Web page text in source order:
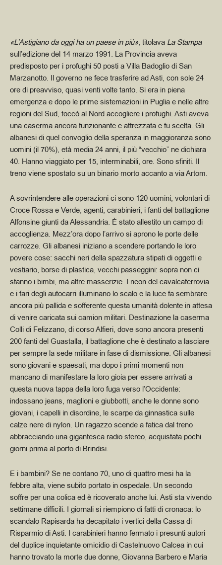
«L’Astigiano da oggi ha un paese in più», titolava La Stampa
sull’edizione del 14 marzo 1991. La Provincia aveva
predisposto per i profughi 50 posti a Villa Badoglio di San
Marzanotto. Il governo ne fece trasferire ad Asti, con sole 24
ore di preavviso, quasi venti volte tanto. Si era in piena
emergenza e dopo le prime sistemazioni in Puglia e nelle altre
regioni del Sud, toccò al Nord accogliere i profughi. Asti aveva
una caserma ancora funzionante e attrezzata e fu scelta. Gli
albanesi di quel convoglio della speranza in maggioranza sono
uomini (il 70%), età media 24 anni, il più “vecchio” ne dichiara
40. Hanno viaggiato per 15, interminabili, ore. Sono sfiniti. Il
treno viene spostato su un binario morto accanto a via Artom.
A sovrintendere alle operazioni ci sono 120 uomini, volontari di
Croce Rossa e Verde, agenti, carabinieri, i fanti del battaglione
Alfonsine giunti da Alessandria. È stato allestito un campo di
accoglienza. Mezz’ora dopo l’arrivo si aprono le porte delle
carrozze. Gli albanesi iniziano a scendere portando le loro
povere cose: sacchi neri della spazzatura stipati di oggetti e
vestiario, borse di plastica, vecchi passeggini: sopra non ci
stanno i bimbi, ma altre masserizie. I neon del cavalcaferrovia
e i fari degli autocarri illuminano lo scalo e la luce fa sembrare
ancora più pallida e sofferente questa umanità dolente in attesa
di venire caricata sui camion militari. Destinazione la caserma
Colli di Felizzano, di corso Alfieri, dove sono ancora presenti
200 fanti del Guastalla, il battaglione che è destinato a lasciare
per sempre la sede militare in fase di dismissione. Gli albanesi
sono giovani e spaesati, ma dopo i primi momenti non
mancano di manifestare la loro gioia per essere arrivati a
questa nuova tappa della loro fuga verso l’Occidente:
indossano jeans, maglioni e giubbotti, anche le donne sono
giovani, i capelli in disordine, le scarpe da ginnastica sulle
calze nere di nylon. Un ragazzo scende a fatica dal treno
abbracciando una gigantesca radio stereo, acquistata pochi
giorni prima al porto di Brindisi.
E i bambini? Se ne contano 70, uno di quattro mesi ha la
febbre alta, viene subito portato in ospedale. Un secondo
soffre per una colica ed è ricoverato anche lui. Asti sta vivendo
settimane difficili. I giornali si riempiono di fatti di cronaca: lo
scandalo Rapisarda ha decapitato i vertici della Cassa di
Risparmio di Asti. I carabinieri hanno fermato i presunti autori
del duplice inquietante omicidio di Castelnuovo Calcea in cui
hanno trovato la morte due donne, Giovanna Barbero e Maria